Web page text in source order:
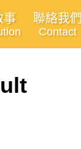
事 聯絡我們
Contact